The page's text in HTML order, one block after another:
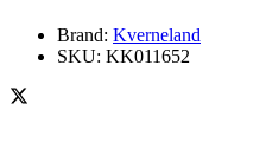
Brand: Kverneland
SKU: KK011652